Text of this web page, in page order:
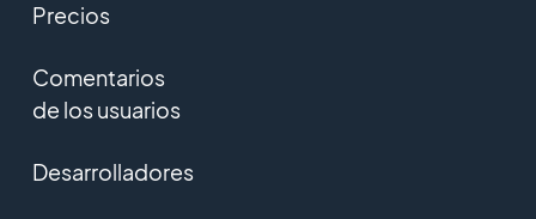
Precios
Comentarios
de los usuarios
Desarrolladores